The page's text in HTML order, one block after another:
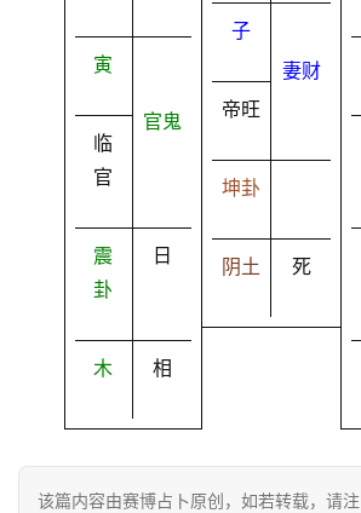
寅
临
官
官鬼
震
卦
日
木 相
子
帝旺
妻财
坤卦
阴土 死
该篇内容由赛博占卜原创，如若转载，请注